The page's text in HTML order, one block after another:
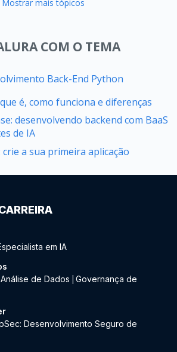
Mostrar mais tópicos
COM O TEMA
Back-End Python
é, como funciona e diferenças
desenvolvendo backend com BaaS
de IA
crie a sua primeira aplicação
em IA
Análise de Dados
Governança de
Desenvolvimento Seguro de